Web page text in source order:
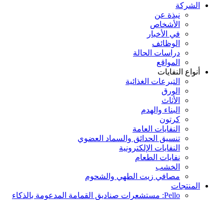
الشركة
نبذة عن
الأشخاص
في الأخبار
الوظائف
دراسات الحالة
المواقع
أنواع النفايات
التبرعات الغذائية
الورق
الأثاث
البناء والهدم
كرتون
النفايات العامة
تنسيق الحدائق والسماد العضوي
النفايات الإلكترونية
نفايات الطعام
الخشب
مصافي زيت الطهي والشحوم
المنتجات
Pello: مستشعرات صناديق القمامة المدعومة بالذكاء